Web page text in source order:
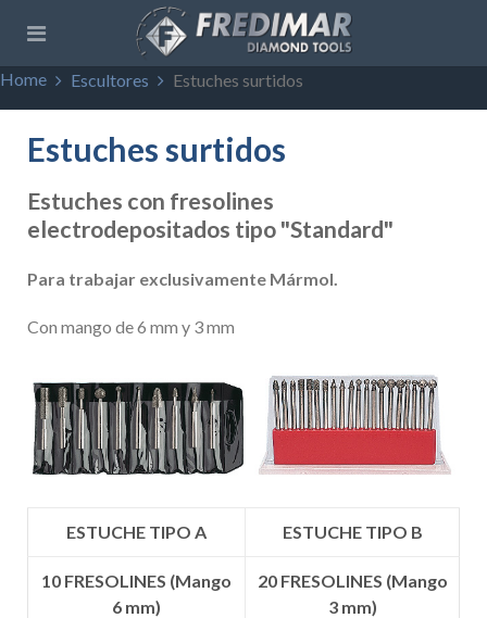
Home Escultores Estuches surtidos
Estuches surtidos
Estuches con fresolines
electrodepositados tipo "Standard"
Para trabajar exclusivamente Mármol.
Con mango de 6 mm y 3 mm
ESTUCHE TIPO A ESTUCHE TIPO B
10 FRESOLINES (Mango
6 mm)
20 FRESOLINES (Mango
3 mm)